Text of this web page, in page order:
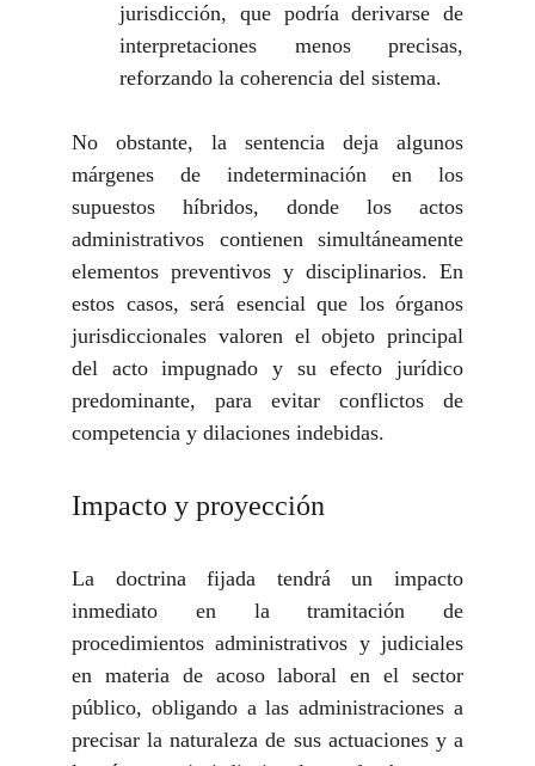
jurisdicción, que podría derivarse de
interpretaciones menos precisas,
reforzando la coherencia del sistema.
No obstante, la sentencia deja algunos
márgenes de indeterminación en los
supuestos híbridos, donde los actos
administrativos contienen simultáneamente
elementos preventivos y disciplinarios. En
estos casos, será esencial que los órganos
jurisdiccionales valoren el objeto principal
del acto impugnado y su efecto jurídico
predominante, para evitar conflictos de
competencia y dilaciones indebidas.
Impacto y proyección
La doctrina fijada tendrá un impacto
inmediato en la tramitación de
procedimientos administrativos y judiciales
en materia de acoso laboral en el sector
público, obligando a las administraciones a
precisar la naturaleza de sus actuaciones y a